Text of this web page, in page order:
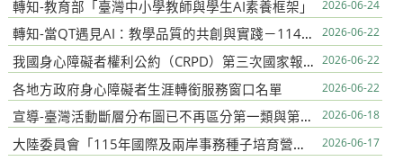
轉知-教育部「臺灣中小學教師與學生AI素養框架」 2026-06-24
轉知-當QT遇見AI：教學品質的共創與實踐－114學年度普高工作圈與學科中心成果分享會 2026-06-22
我國身心障礙者權利公約（CRPD）第三次國家報告條約專要文件及附件英文版 2026-06-22
各地方政府身心障礙者生涯轉銜服務窗口名單 2026-06-22
宣導-臺灣活動斷層分布圖已不再區分第一類與第二類活動斷層 2026-06-18
大陸委員會「115年國際及兩岸事務種子培育營」臺灣媒體新識野 2026-06-17